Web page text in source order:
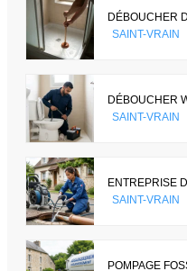
DÉBOUCHER
SAINT-VRAIN
DÉBOUCHER
SAINT-VRAIN
ENTREPRISE
SAINT-VRAIN
POMPAGE